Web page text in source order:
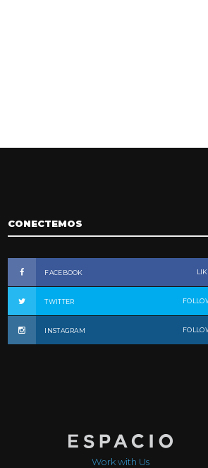
CONECTEMOS
FACEBOOK
TWITTER
INSTAGRAM
Work with Us